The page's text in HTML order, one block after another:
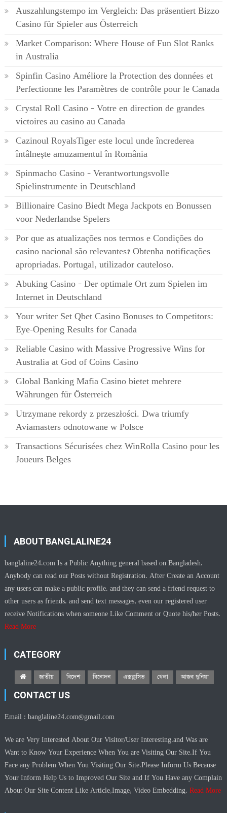
Auszahlungstempo im Vergleich: Das präsentiert Bizzo
Casino für Spieler aus Österreich
Market Comparison: Where House of Fun Slot Ranks
in Australia
Spinfin Casino Améliore la Protection des données et
Perfectionne les Paramètres de contrôle pour le Canada
Crystal Roll Casino – Votre en direction de grandes
victoires au casino au Canada
Cazinoul RoyalsTiger este locul unde încrederea
întâlnește amuzamentul în România
Spinmacho Casino – Verantwortungsvolle
Spielinstrumente in Deutschland
Billionaire Casino Biedt Mega Jackpots en Bonussen
voor Nederlandse Spelers
Por que as atualizações nos termos e Condições do
casino nacional são relevantes? Obtenha notificações
apropriadas. Portugal, utilizador cauteloso.
Abuking Casino – Der optimale Ort zum Spielen im
Internet in Deutschland
Your writer Set Qbet Casino Bonuses to Competitors:
Eye-Opening Results for Canada
Reliable Casino with Massive Progressive Wins for
Australia at God of Coins Casino
Global Banking Mafia Casino bietet mehrere
Währungen für Österreich
Utrzymane rekordy z przeszłości. Dwa triumfy
Aviamasters odnotowane w Polsce
Transactions Sécurisées chez WinRolla Casino pour les
Joueurs Belges
ABOUT BANGLALINE24
banglaline24.com Is a Public Anything general based on Bangladesh.
Anybody can read our Posts without Registration. After Create an Account
any users can make a public profile. and they can send a friend request to
other users as friends. and send text messages, even our registered user
receive Notifications when someone Like Comment or Quote his/her Posts.
Read More
CATEGORY
জাতীয় বিদেশ বিনোদন এক্সক্লুসিভ খেলা আজব দুনিয়া
CONTACT US
Email :banglaline24.com@gmail.com
We are Very Interested About Our Visitor/User Interesting.and Was are
Want to Know Your Experience When You are Visiting Our Site.If You
Face any Problem When You Visiting Our Site.Please Inform Us Because
Your Inform Help Us to Improved Our Site and If You Have any Complain
About Our Site Content Like Article,Image, Video Embedding.Read More